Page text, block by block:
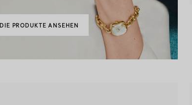
DIE PRODUKTE ANSEHEN